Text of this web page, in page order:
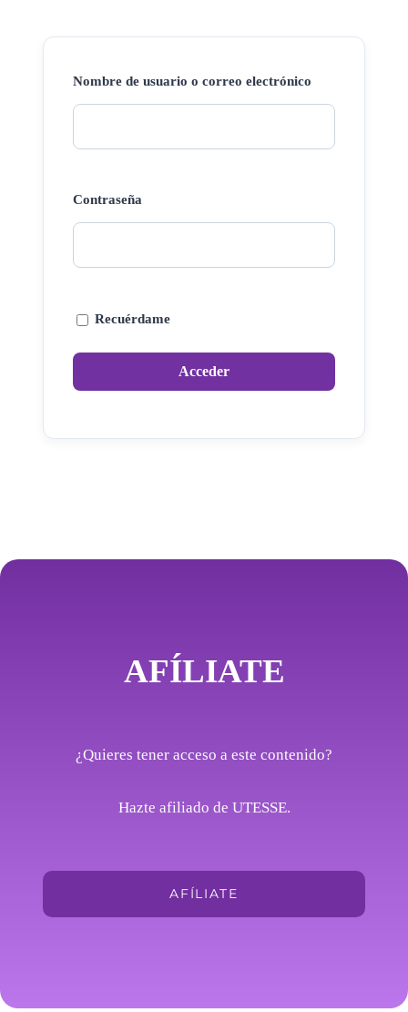
Nombre de usuario o correo electrónico
Contraseña
Recuérdame
AFÍLIATE
¿Quieres tener acceso a este contenido?
Hazte afiliado de UTESSE.
AFÍLIATE